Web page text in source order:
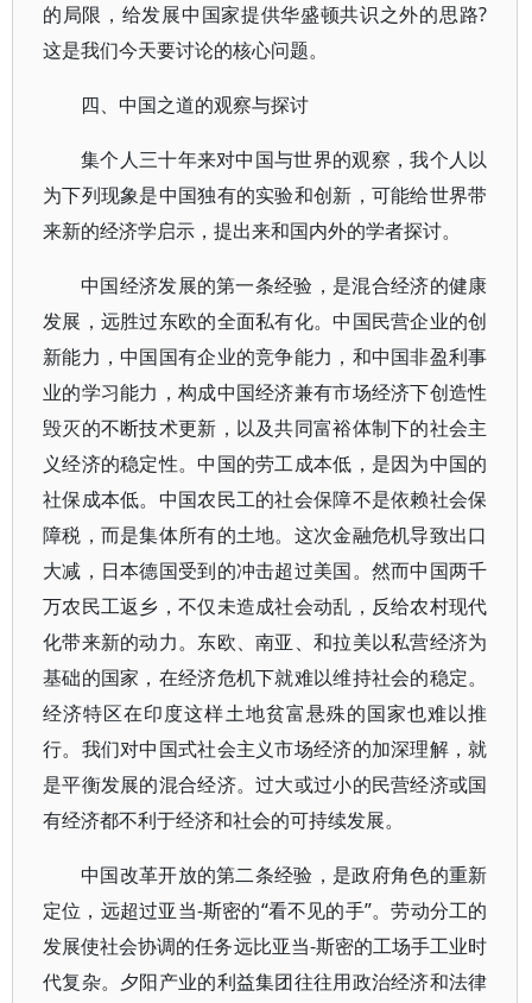
的局限，给发展中国家提供华盛顿共识之外的思路?
这是我们今天要讨论的核心问题。
四、中国之道的观察与探讨
集个人三十年来对中国与世界的观察，我个人以
为下列现象是中国独有的实验和创新，可能给世界带
来新的经济学启示，提出来和国内外的学者探讨。
中国经济发展的第一条经验，是混合经济的健康
发展，远胜过东欧的全面私有化。中国民营企业的创
新能力，中国国有企业的竞争能力，和中国非盈利事
业的学习能力，构成中国经济兼有市场经济下创造性
毁灭的不断技术更新，以及共同富裕体制下的社会主
义经济的稳定性。中国的劳工成本低，是因为中国的
社保成本低。中国农民工的社会保障不是依赖社会保
障税，而是集体所有的土地。这次金融危机导致出口
大减，日本德国受到的冲击超过美国。然而中国两千
万农民工返乡，不仅未造成社会动乱，反给农村现代
化带来新的动力。东欧、南亚、和拉美以私营经济为
基础的国家，在经济危机下就难以维持社会的稳定。
经济特区在印度这样土地贫富悬殊的国家也难以推
行。我们对中国式社会主义市场经济的加深理解，就
是平衡发展的混合经济。过大或过小的民营经济或国
有经济都不利于经济和社会的可持续发展。
中国改革开放的第二条经验，是政府角色的重新
定位，远超过亚当-斯密的“看不见的手”。劳动分工的
发展使社会协调的任务远比亚当-斯密的工场手工业时
代复杂。夕阳产业的利益集团往往用政治经济和法律